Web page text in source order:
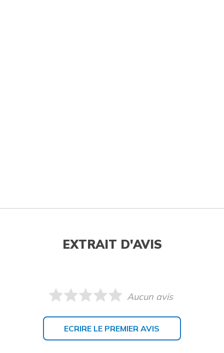
EXTRAIT D'AVIS
Aucun avis
ECRIRE LE PREMIER AVIS